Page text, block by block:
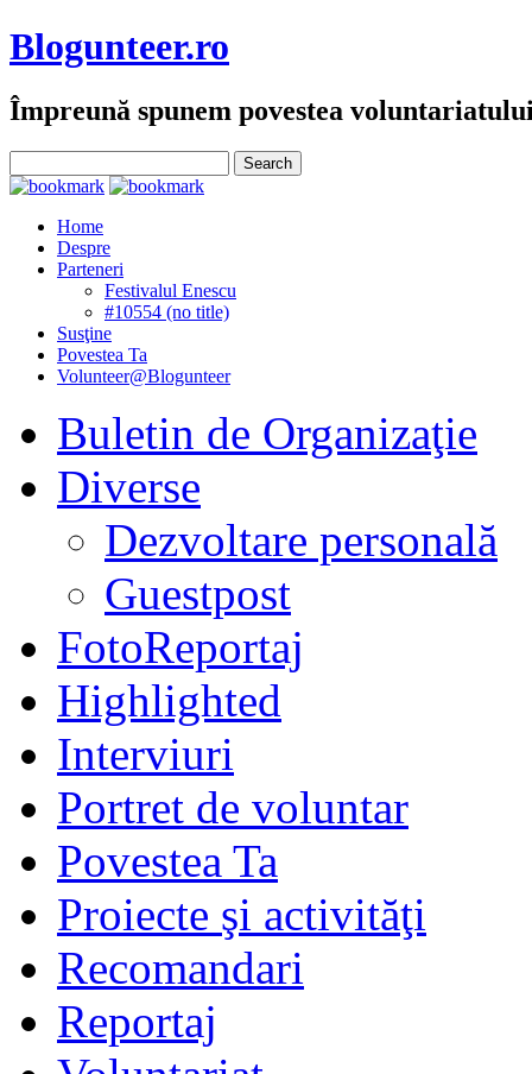
Blogunteer.ro
Împreună spunem povestea
Home
Despre
Parteneri
Festivalul Enescu
#10554 (no title)
Susţine
Povestea Ta
Volunteer@Blogunteer
Buletin de Organizaţie
Diverse
Dezvoltare personală
Guestpost
FotoReportaj
Highlighted
Interviuri
Portret de voluntar
Povestea Ta
Proiecte şi activităţi
Recomandari
Reportaj